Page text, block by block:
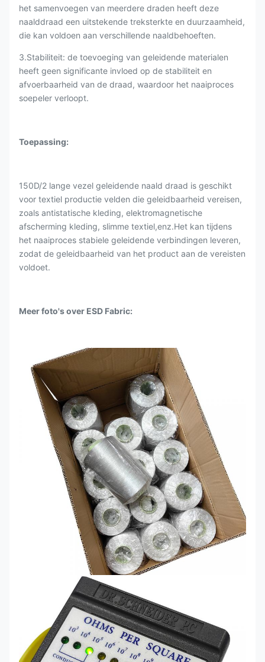
het samenvoegen van meerdere draden heeft deze
naalddraad een uitstekende treksterkte en duurzaamheid,
die kan voldoen aan verschillende naaldbehoeften.
3.Stabiliteit: de toevoeging van geleidende materialen
heeft geen significante invloed op de stabiliteit en
afvoerbaarheid van de draad, waardoor het naaiproces
soepeler verloopt.
Toepassing:
150D/2 lange vezel geleidende naald draad is geschikt
voor textiel productie velden die geleidbaarheid vereisen,
zoals antistatische kleding, elektromagnetische
afscherming kleding, slimme textiel,enz.Het kan tijdens
het naaiproces stabiele geleidende verbindingen leveren,
zodat de geleidbaarheid van het product aan de vereisten
voldoet.
Meer foto's over ESD Fabric: